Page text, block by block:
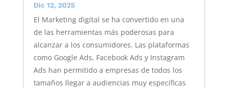
Dic 12, 2025
El Marketing digital se ha convertido en una
de las herramientas más poderosas para
alcanzar a los consumidores. Las plataformas
como Google Ads, Facebook Ads y Instagram
Ads han permitido a empresas de todos los
tamaños llegar a audiencias muy específicas